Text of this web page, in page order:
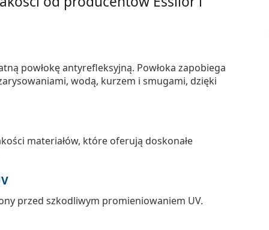
powłokę antyrefleksyjną. Powłoka zapobiega
wodą, kurzem i smugami, dzięki
materiałów, które oferują doskonałe
przed szkodliwym promieniowaniem UV.